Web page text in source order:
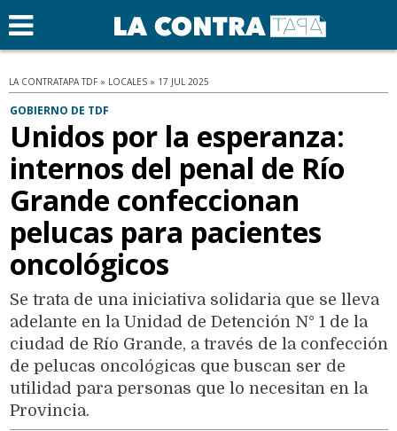
LA CONTRATAPA TDF » LOCALES » 17 JUL 2025
GOBIERNO DE TDF
Unidos por la esperanza:
internos del penal de Río
Grande confeccionan
pelucas para pacientes
oncológicos
Se trata de una iniciativa solidaria que se lleva
adelante en la Unidad de Detención N° 1 de la
ciudad de Río Grande, a través de la confección
de pelucas oncológicas que buscan ser de
utilidad para personas que lo necesitan en la
Provincia.